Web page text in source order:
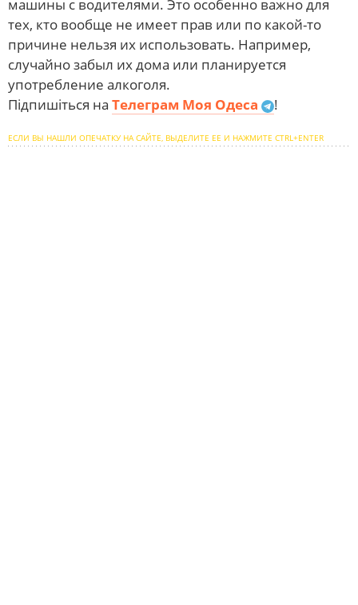
машины с водителями. Это особенно важно для
тех, кто вообще не имеет прав или по какой-то
причине нельзя их использовать. Например,
случайно забыл их дома или планируется
употребление алкоголя.
Підпишіться на Телеграм Моя Одеса !
ЕСЛИ ВЫ НАШЛИ ОПЕЧАТКУ НА САЙТЕ, ВЫДЕЛИТЕ ЕЕ И НАЖМИТЕ CTRL+ENTER